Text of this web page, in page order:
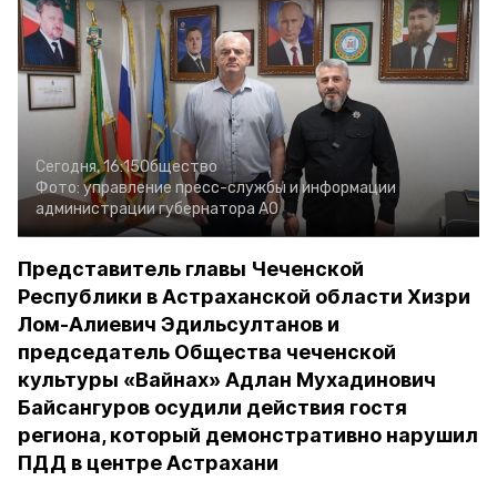
Сегодня, 16:15Общество
Фото: управление пресс-службы и информации
администрации губернатора АО
Представитель главы Чеченской
Республики в Астраханской области Хизри
Лом-Алиевич Эдильсултанов и
председатель Общества чеченской
культуры «Вайнах» Адлан Мухадинович
Байсангуров осудили действия гостя
региона, который демонстративно нарушил
ПДД в центре Астрахани